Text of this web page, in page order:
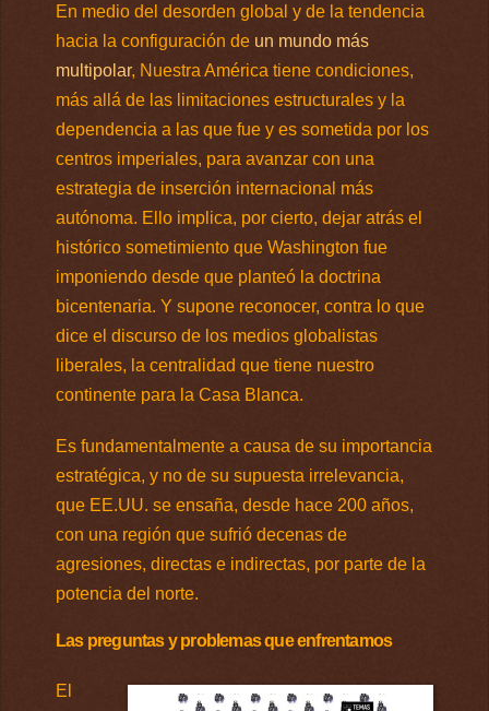
En medio del desorden global y de la tendencia
hacia la configuración de un mundo más
multipolar, Nuestra América tiene condiciones,
más allá de las limitaciones estructurales y la
dependencia a las que fue y es sometida por los
centros imperiales, para avanzar con una
estrategia de inserción internacional más
autónoma. Ello implica, por cierto, dejar atrás el
histórico sometimiento que Washington fue
imponiendo desde que planteó la doctrina
bicentenaria. Y supone reconocer, contra lo que
dice el discurso de los medios globalistas
liberales, la centralidad que tiene nuestro
continente para la Casa Blanca.
Es fundamentalmente a causa de su importancia
estratégica, y no de su supuesta irrelevancia,
que EE.UU. se ensaña, desde hace 200 años,
con una región que sufrió decenas de
agresiones, directas e indirectas, por parte de la
potencia del norte.
Las preguntas y problemas que enfrentamos
El